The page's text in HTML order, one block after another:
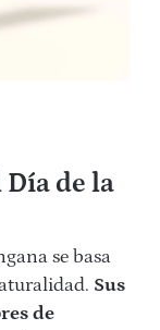
de la
se basa
Sus
de